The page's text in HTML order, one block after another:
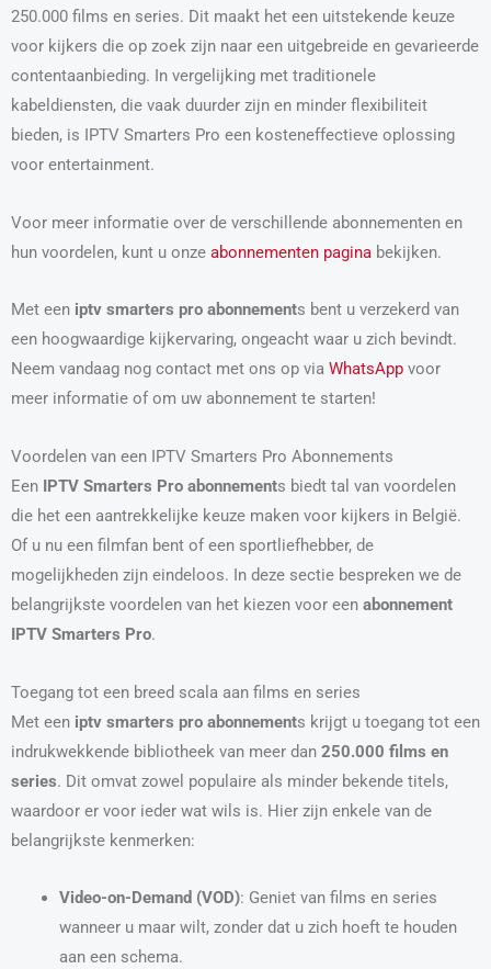
250.000 films en series. Dit maakt het een uitstekende keuze
voor kijkers die op zoek zijn naar een uitgebreide en gevarieerde
contentaanbieding. In vergelijking met traditionele
kabeldiensten, die vaak duurder zijn en minder flexibiliteit
bieden, is IPTV Smarters Pro een kosteneffectieve oplossing
voor entertainment.
Voor meer informatie over de verschillende abonnementen en
hun voordelen, kunt u onze abonnementen pagina bekijken.
Met een iptv smarters pro abonnements bent u verzekerd van
een hoogwaardige kijkervaring, ongeacht waar u zich bevindt.
Neem vandaag nog contact met ons op via WhatsApp voor
meer informatie of om uw abonnement te starten!
Voordelen van een IPTV Smarters Pro Abonnements
Een IPTV Smarters Pro abonnements biedt tal van voordelen
die het een aantrekkelijke keuze maken voor kijkers in België.
Of u nu een filmfan bent of een sportliefhebber, de
mogelijkheden zijn eindeloos. In deze sectie bespreken we de
belangrijkste voordelen van het kiezen voor een abonnement
IPTV Smarters Pro.
Toegang tot een breed scala aan films en series
Met een iptv smarters pro abonnements krijgt u toegang tot een
indrukwekkende bibliotheek van meer dan 250.000 films en
series. Dit omvat zowel populaire als minder bekende titels,
waardoor er voor ieder wat wils is. Hier zijn enkele van de
belangrijkste kenmerken:
Video-on-Demand (VOD): Geniet van films en series
wanneer u maar wilt, zonder dat u zich hoeft te houden
aan een schema.